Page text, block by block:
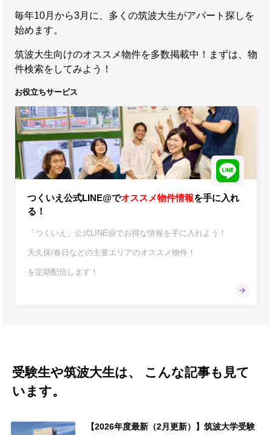
毎年10月から3月に、多くの筑波大生がアパート探しを
始めます。
筑波大生向けのオススメ物件を多数掲載中！まずは、物
件検索をしてみよう！
お役立ちサービス
つくいえ公式LINE@でオススメ物件情報を手に入れ
る！
「つくいえ」公式LINE@でお得な情報を手に入れよう！
天久保/春日などの主要エリアのオススメ物件！
を定期配信します！
受験生や筑波大生は、 こんな記事も見て
います。
【2026年度最新（2月更新）】筑波大学受験